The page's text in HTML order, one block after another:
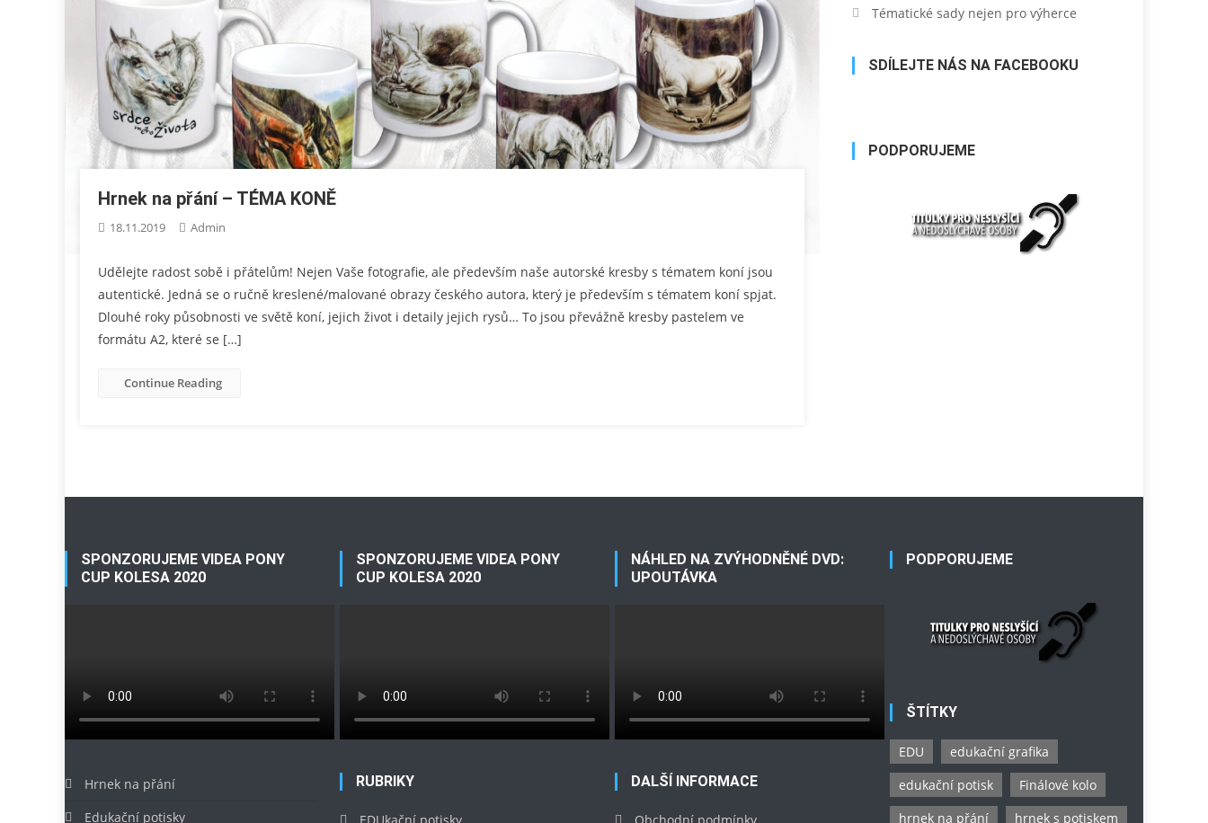
Hrnek na přání – TÉMA KONĚ
18.11.2019 Admin
Udělejte radost sobě i přátelům! Nejen Vaše fotografie, ale především naše autorské kresby s tématem koní jsou
autentické. Jedná se o ručně kreslené/malované obrazy českého autora, který je především s tématem koní spjat.
Dlouhé roky působnosti ve světě koní, jejich život i detaily jejich rysů… To jsou převážně kresby pastelem ve
formátu A2, které se […]
Continue Reading
Tématické sady nejen pro výherce
SDÍLEJTE NÁS NA FACEBOOKU
PODPORUJEME
SPONZORUJEME VIDEA PONY
CUP KOLESA 2020
Hrnek na přání
Edukační potisky
SPONZORUJEME VIDEA PONY
CUP KOLESA 2020
RUBRIKY
EDUkační potisky
NÁHLED NA ZVÝHODNĚNÉ DVD:
UPOUTÁVKA
DALŠÍ INFORMACE
Obchodní podmínky
PODPORUJEME
ŠTÍTKY
EDU
edukační grafika
edukační potisk
Finálové kolo
hrnek na přání
hrnek s potiskem